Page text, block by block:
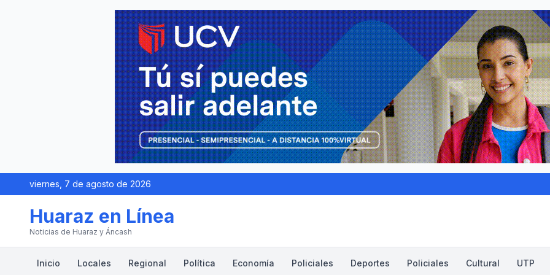
viernes, 7 de agosto de 2026
Huaraz en Línea
Noticias de Huaraz y Áncash
Inicio Locales Regional Política Economía Policiales Deportes Policiales Cultural UTP